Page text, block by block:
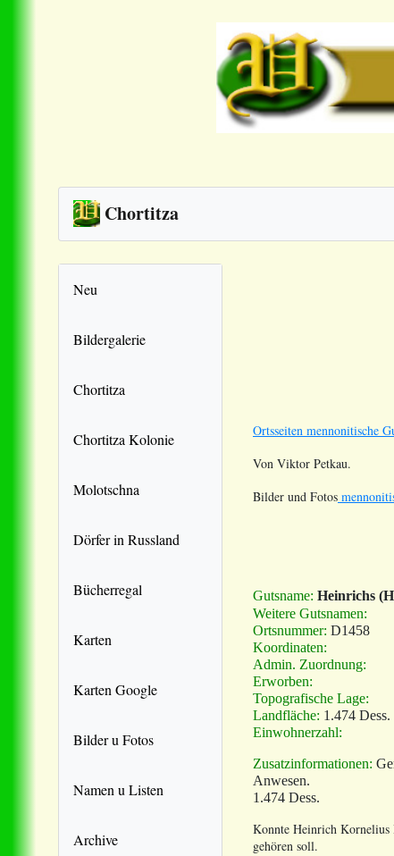
Chortitza
Neu
Bildergalerie
Chortitza
Chortitza Kolonie
Molotschna
Dörfer in Russland
Bücherregal
Karten
Karten Google
Bilder u Fotos
Namen u Listen
Archive
Ortsseiten mennonitische
Von Viktor Petkau.
Bilder und Fotos
Gutsname: Heinrichs
Weitere Gutsnamen:
Ortsnummer: D1458
Koordinaten:
Admin. Zuordnung:
Erworben:
Topografische Lage:
Landfläche: 1.474 Dess.
Einwohnerzahl:
Zusatzinformationen:
Anwesen.
1.474 Dess.
Konnte Heinrich Kornelius
gehören soll.